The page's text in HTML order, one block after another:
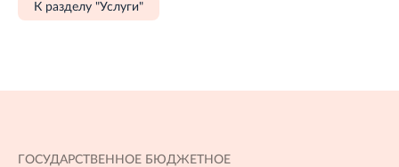
К разделу "Услуги"
ГОСУДАРСТВЕННОЕ БЮДЖЕТНОЕ